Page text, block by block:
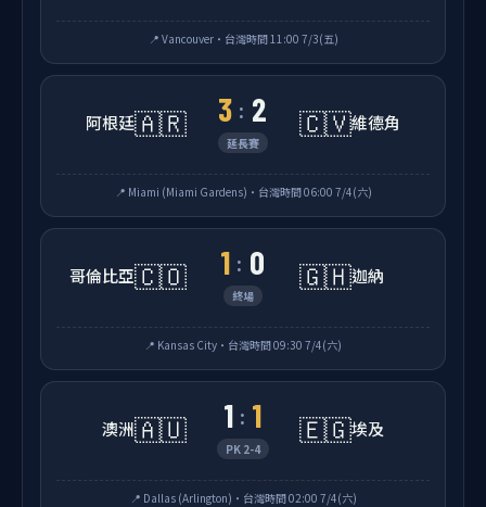
📍 Vancouver・台灣時間 11:00 7/3(五)
阿根廷🇦🇷 3 : 2
延長賽
🇨🇻維德角
📍 Miami (Miami Gardens)・台灣時間 06:00 7/4(六)
哥倫比亞🇨🇴 1 : 0
終場
🇬🇭迦納
📍 Kansas City・台灣時間 09:30 7/4(六)
澳洲🇦🇺 1 : 1
PK 2-4
🇪🇬埃及
📍 Dallas (Arlington)・台灣時間 02:00 7/4(六)